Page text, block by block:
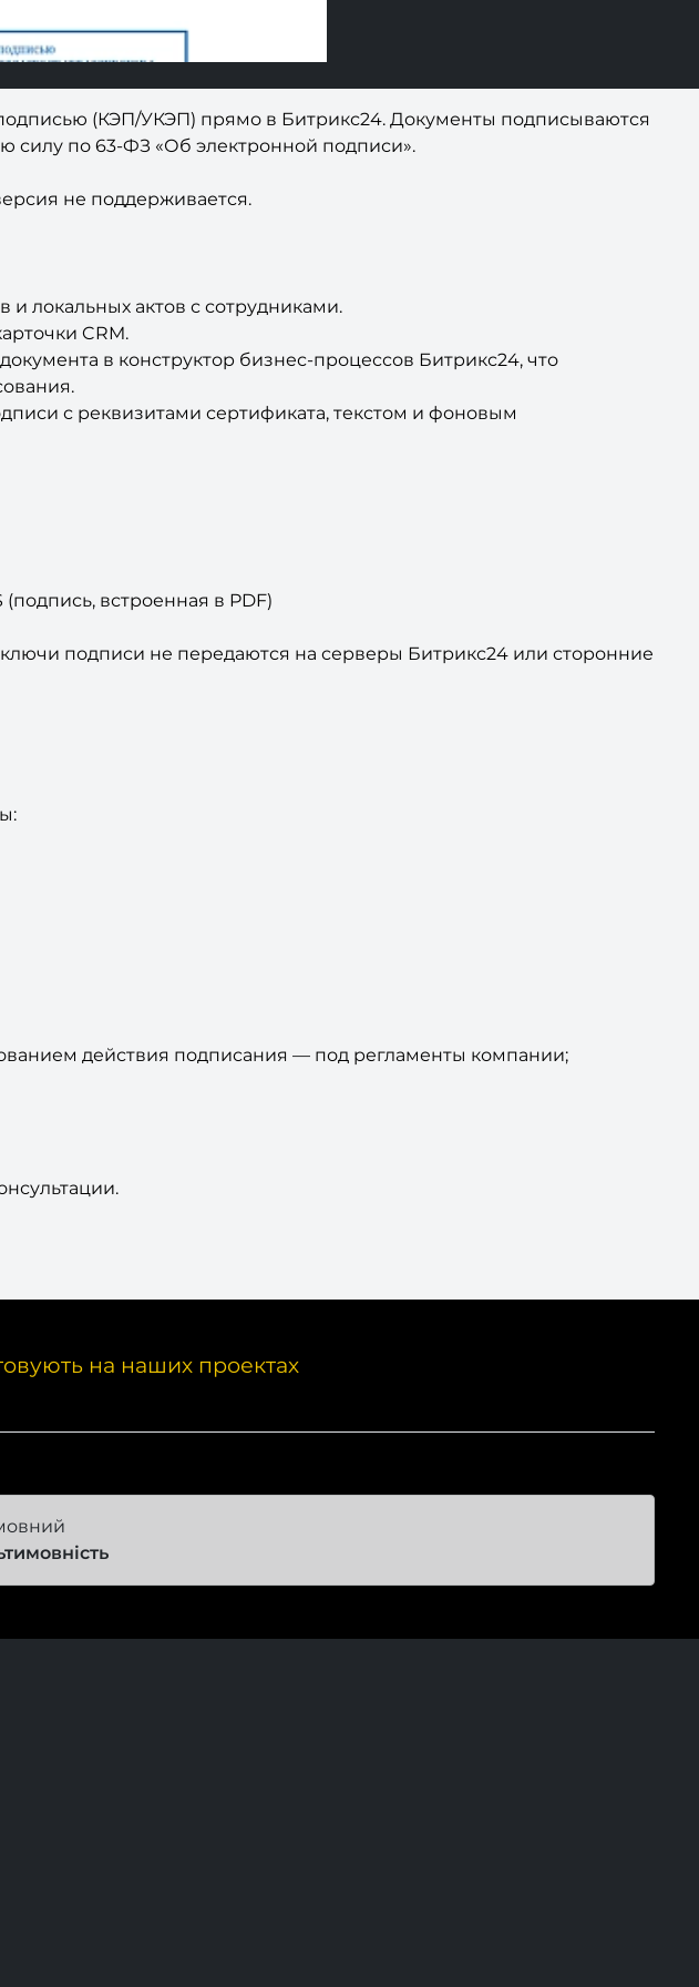
(КЭП/УКЭП) прямо в Битрикс24. Документы подписываются
силу по 63-ФЗ «Об электронной подписи».
не поддерживается.
локальных актов с сотрудниками.
CRM.
в конструктор бизнес-процессов Битрикс24, что
с реквизитами сертификата, текстом и фоновым
встроенная в PDF)
подписи не передаются на серверы Битрикс24 или сторонние
действия подписания — под регламенты компании;
на наших проектах